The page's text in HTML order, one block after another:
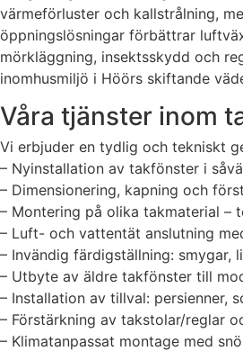
värmeförluster och kallstrålning,
öppningslösningar förbättrar
mörkläggning, insektsskydd och
inomhusmiljö i Höörs skiftande
Våra tjänster inom
Vi erbjuder en tydlig och tekniskt
– Nyinstallation av takfönster i
– Dimensionering, kapning och
– Montering på olika takmaterial –
– Luft- och vattentät anslutning
– Invändig färdigställning: smygar,
– Utbyte av äldre takfönster till
– Installation av tillval: persienner,
– Förstärkning av takstolar/reglar
– Klimatanpassat montage med